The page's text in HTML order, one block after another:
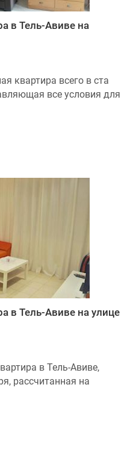
в Тель-Авиве на
квартира всего в ста
все условия для
в Тель-Авиве на улице
в Тель-Авиве,
рассчитанная на